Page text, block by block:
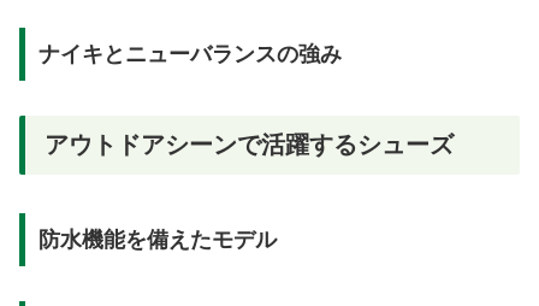
ナイキとニューバランスの強み
アウトドアシーンで活躍するシューズ
防水機能を備えたモデル